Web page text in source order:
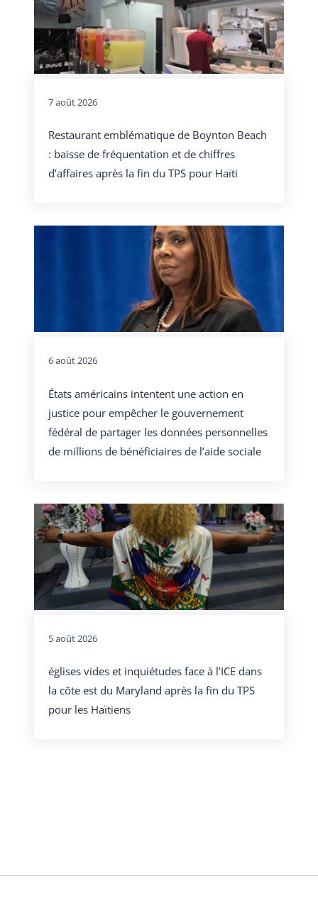
7 août 2026
Restaurant emblématique de Boynton Beach
: baisse de fréquentation et de chiffres
d’affaires après la fin du TPS pour Haïti
6 août 2026
États américains intentent une action en
justice pour empêcher le gouvernement
fédéral de partager les données personnelles
de millions de bénéficiaires de l’aide sociale
5 août 2026
églises vides et inquiétudes face à l’ICE dans
la côte est du Maryland après la fin du TPS
pour les Haïtiens